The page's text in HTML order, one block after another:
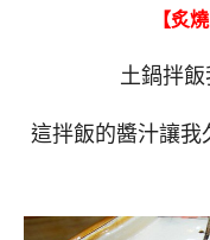
【炙
土鍋拌
這拌飯的醬汁讓我